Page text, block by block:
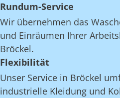
Rundum-Service
Wir übernehmen das
und Einräumen Ihrer
Bröckel.
Flexibilität
Unser Service in Bröckel
industrielle Kleidung und